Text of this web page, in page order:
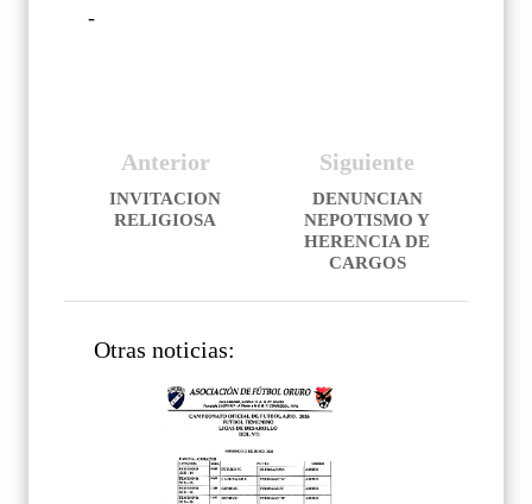
-
Siguiente
DENUNCIAN
NEPOTISMO Y
HERENCIA DE
CARGOS
Anterior
INVITACION
RELIGIOSA
Otras noticias: